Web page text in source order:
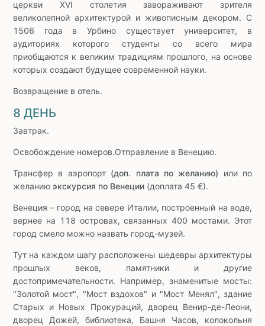
церкви XVI столетия завораживают зрителя
великолепной архитектурой и живописным декором. С
1506 года в Урбино существует университет, в
аудиториях которого студенты со всего мира
приобщаются к великим традициям прошлого, на основе
которых создают будущее современной науки.
Возвращение в отель.
8 ДЕНЬ
Завтрак.
Освобождение номеров.Отправление в Венецию.
Трансфер в аэропорт(доп. плата по желанию) или по
желанию экскурсия по Венеции (доплата 45 €).
Венеция – город на севере Италии, построенный на воде,
вернее на 118 островах, связанных 400 мостами. Этот
город смело можно назвать город-музей.
Тут на каждом шагу расположены шедевры архитектуры
прошлых веков, памятники и другие
достопримечательности. Например, знаменитые мосты:
"Золотой мост", "Мост вздохов" и "Мост Менял", здание
Старых и Новых Прокураций, дворец Венир-де-Леони,
дворец Дожей, библиотека, Башня Часов, колокольня